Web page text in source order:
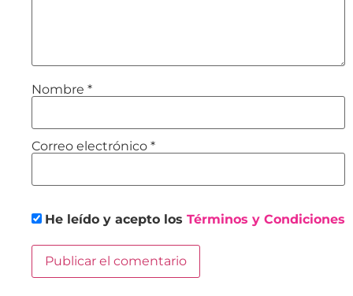
Nombre *
Correo electrónico *
He leído y acepto los Términos y Condiciones